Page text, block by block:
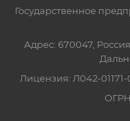
Государственное
Адрес: 670047,
Лицензия: Л042-
ОГРН